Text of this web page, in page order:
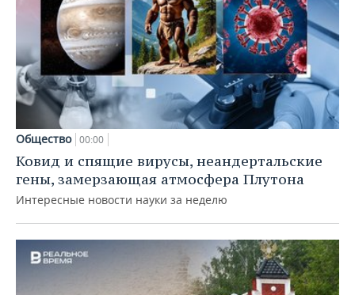
Общество 00:00
Ковид и спящие вирусы, неандертальские
гены, замерзающая атмосфера Плутона
Интересные новости науки за неделю